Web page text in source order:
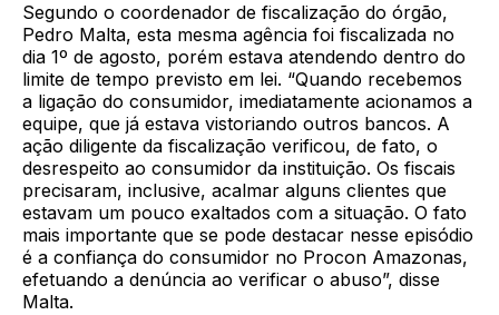
Segundo o coordenador de fiscalização do órgão,
Pedro Malta, esta mesma agência foi fiscalizada no
dia 1º de agosto, porém estava atendendo dentro do
limite de tempo previsto em lei. “Quando recebemos
a ligação do consumidor, imediatamente acionamos a
equipe, que já estava vistoriando outros bancos. A
ação diligente da fiscalização verificou, de fato, o
desrespeito ao consumidor da instituição. Os fiscais
precisaram, inclusive, acalmar alguns clientes que
estavam um pouco exaltados com a situação. O fato
mais importante que se pode destacar nesse episódio
é a confiança do consumidor no Procon Amazonas,
efetuando a denúncia ao verificar o abuso”, disse
Malta.